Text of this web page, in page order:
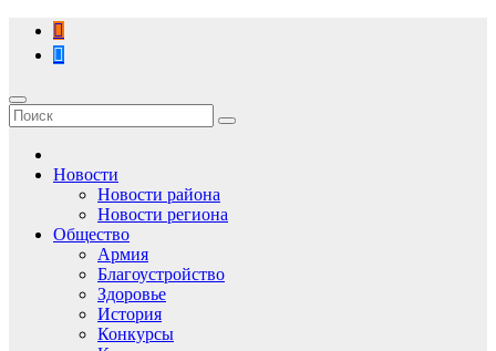
Перейти
содержимому
Новости
Новости района
Новости региона
Общество
Армия
Благоустройство
Здоровье
История
Конкурсы